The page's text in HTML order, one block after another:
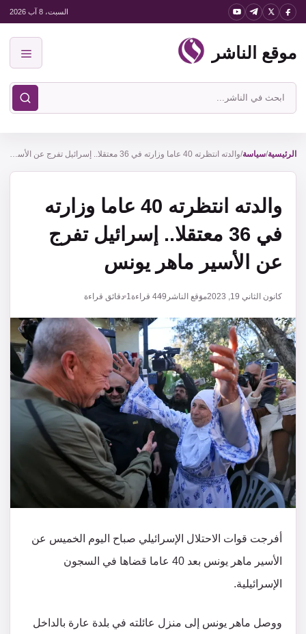
انتقل
المحتوى
السبت، 8 آب 2026
موقع الناشر
ابحث
في
الناشر
الرئيسية/سياسة/ والدته انتظرته 40 عاما وزارته في 36 معتقلا.. إسرائيل تفرج عن الأسير ماهر يونس
والدته انتظرته 40 عاما وزارته
في 36 معتقلا.. إسرائيل تفرج
عن الأسير ماهر يونس
كانون الثاني 19, 2023 موقع الناشر 449 قراءة1 دقائق قراءة
أفرجت قوات الاحتلال الإسرائيلي صباح اليوم الخميس عن
الأسير ماهر يونس بعد 40 عاما قضاها في السجون
الإسرائيلية.
ووصل ماهر يونس إلى منزل عائلته في بلدة عارة بالداخل